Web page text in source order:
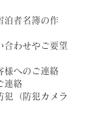
者名簿の作
わせやご要望
へのご連絡
連絡
（防犯カメラ